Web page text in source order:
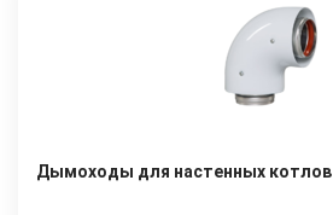
Дымоходы для настенных котлов